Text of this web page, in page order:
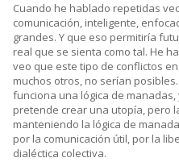
Cuando he hablado repetidas
comunicación, inteligente,
grandes. Y que eso permitiría
real que se sienta como tal. He
veo que este tipo de conflictos
muchos otros, no serían
funciona una lógica de
pretende crear una utopía, pero
manteniendo la lógica de
por la comunicación útil, por la
dialéctica colectiva.